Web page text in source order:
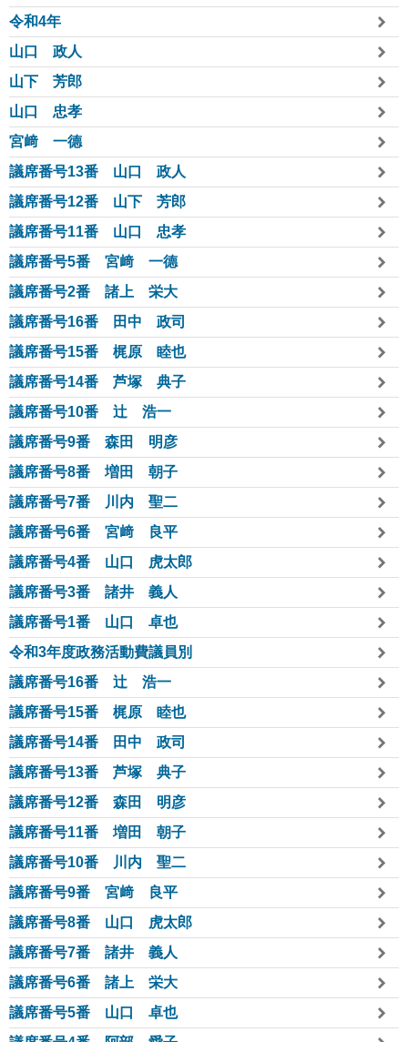
令和4年
山口 政人
山下 芳郎
山口 忠孝
宮﨑 一德
議席番号13番 山口 政人
議席番号12番 山下 芳郎
議席番号11番 山口 忠孝
議席番号5番 宮﨑 一德
議席番号2番 諸上 栄大
議席番号16番 田中 政司
議席番号15番 梶原 睦也
議席番号14番 芦塚 典子
議席番号10番 辻󠄀 浩一
議席番号9番 森田 明彦
議席番号8番 増田 朝子
議席番号7番 川内 聖二
議席番号6番 宮﨑 良平
議席番号4番 山口 虎太郎
議席番号3番 諸井 義人
議席番号1番 山口 卓也
令和3年度政務活動費議員別
議席番号16番 辻󠄀 浩一
議席番号15番 梶原 睦也
議席番号14番 田中 政司
議席番号13番 芦塚 典子
議席番号12番 森田 明彦
議席番号11番 増田 朝子
議席番号10番 川内 聖二
議席番号9番 宮﨑 良平
議席番号8番 山口 虎太郎
議席番号7番 諸井 義人
議席番号6番 諸上 栄大
議席番号5番 山口 卓也